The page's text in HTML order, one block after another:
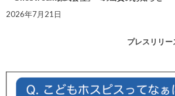
2026年7月21日
プレスリリ